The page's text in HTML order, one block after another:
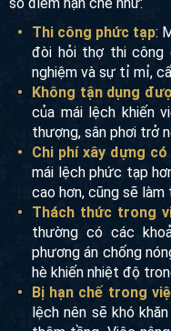
Thi công phức tạp:
đòi hỏi thợ thi công
nghiệm và sự tỉ mỉ,
Không tận dụng
của mái lệch khiến
thượng, sân phơi trở
Chi phí xây dựng
mái lệch phức tạp
cao hơn, cũng sẽ
Thách thức trong
thường có các
phương án chống
hè khiến nhiệt độ
Bị hạn chế trong
lệch nên sẽ khó